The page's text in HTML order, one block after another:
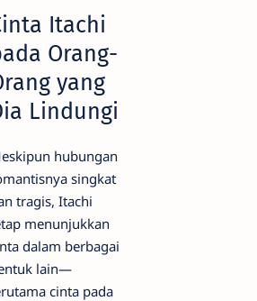
Itachi
Orang-
yang
Lindungi
hubungan
singkat
tragis, Itachi
menunjukkan
dalam berbagai
lain—
cinta pada